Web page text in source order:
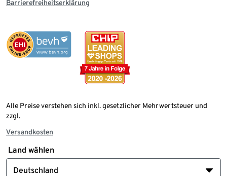
Barrierefreiheitserklärung
Alle Preise verstehen sich inkl. gesetzlicher Mehrwertsteuer und
zzgl.
Versandkosten
Land wählen
Deutschland